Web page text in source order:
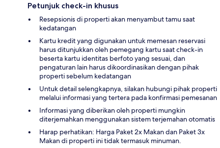
Petunjuk check-in khusus
Resepsionis di properti akan menyambut tamu saat
kedatangan
Kartu kredit yang digunakan untuk memesan reservasi
harus ditunjukkan oleh pemegang kartu saat check-in
beserta kartu identitas berfoto yang sesuai, dan
pengaturan lain harus dikoordinasikan dengan pihak
properti sebelum kedatangan
Untuk detail selengkapnya, silakan hubungi pihak properti
melalui informasi yang tertera pada konfirmasi pemesanan
Informasi yang diberikan oleh properti mungkin
diterjemahkan menggunakan sistem terjemahan otomatis
Harap perhatikan: Harga Paket 2x Makan dan Paket 3x
Makan di properti ini tidak termasuk minuman.